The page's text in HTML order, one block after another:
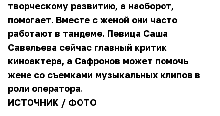
творческому развитию, а наоборот,
помогает. Вместе с женой они часто
работают в тандеме. Певица Саша
Савельева сейчас главный критик
киноактера, а Сафронов может помочь
жене со съемками музыкальных клипов в
роли оператора.
ИСТОЧНИК / ФОТО